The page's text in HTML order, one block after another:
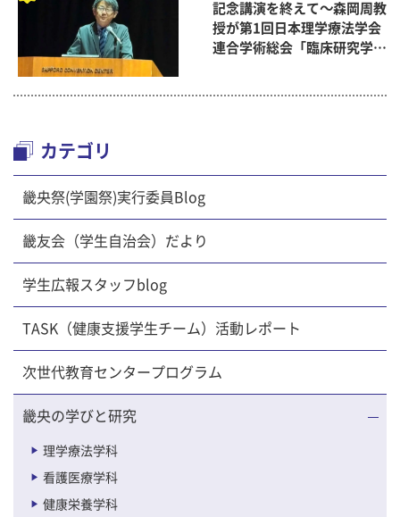
記念講演を終えて～森岡周教
授が第1回日本理学療法学会
連合学術総会「臨床研究学術
カテゴリ
畿央祭(学園祭)実行委員Blog
畿友会（学生自治会）だより
学生広報スタッフblog
TASK（健康支援学生チーム）活動レポート
次世代教育センタープログラム
畿央の学びと研究
理学療法学科
看護医療学科
健康栄養学科